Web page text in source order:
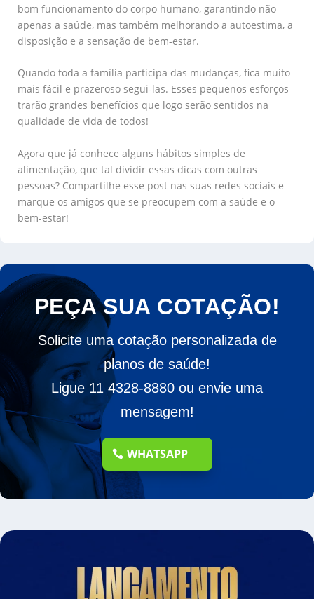
bom funcionamento do corpo humano, garantindo não
apenas a saúde, mas também melhorando a autoestima, a
disposição e a sensação de bem-estar.
Quando toda a família participa das mudanças, fica muito
mais fácil e prazeroso segui-las. Esses pequenos esforços
trarão grandes benefícios que logo serão sentidos na
qualidade de vida de todos!
Agora que já conhece alguns hábitos simples de
alimentação, que tal dividir essas dicas com outras
pessoas? Compartilhe esse post nas suas redes sociais e
marque os amigos que se preocupem com a saúde e o
bem-estar!
PEÇA SUA COTAÇÃO!
Solicite uma cotação personalizada de
planos de saúde!
Ligue 11 4328-8880 ou envie uma
mensagem!
WHATSAPP